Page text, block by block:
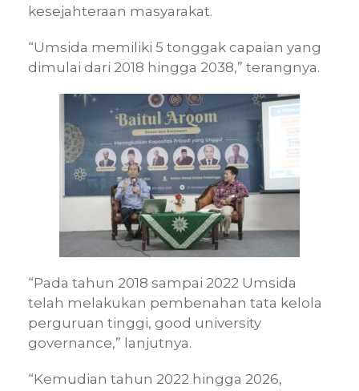
kesejahteraan masyarakat.
“Umsida memiliki 5 tonggak capaian yang
dimulai dari 2018 hingga 2038,” terangnya.
“Pada tahun 2018 sampai 2022 Umsida
telah melakukan pembenahan tata kelola
perguruan tinggi, good university
governance,” lanjutnya.
“Kemudian tahun 2022 hingga 2026,